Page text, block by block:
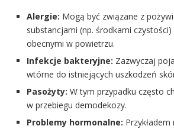
Alergie: Mogą być związane z
substancjami (np. środkami
obecnymi w powietrzu.
Infekcje bakteryjne: Zazwyczaj
wtórne do istniejących uszkodzeń
Pasożyty: W tym przypadku często
w przebiegu demodekozy.
Problemy hormonalne: